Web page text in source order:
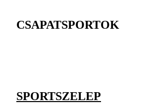
CSAPATSPORTOK
SPORTSZELEP